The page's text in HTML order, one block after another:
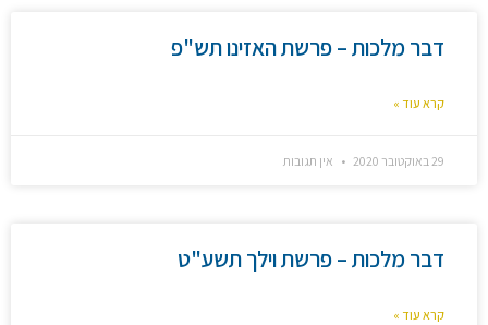
דבר מלכות – פרשת האזינו תש"פ
קרא עוד »
29 באוקטובר 2020 אין תגובות
דבר מלכות – פרשת וילך תשע"ט
קרא עוד »